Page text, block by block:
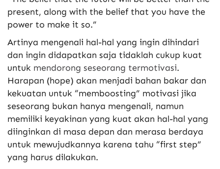
present, along with the belief that you have the
power to make it so.”
Artinya mengenali hal-hal yang ingin dihindari
dan ingin didapatkan saja tidaklah cukup kuat
untuk mendorong seseorang termotivasi.
Harapan (hope) akan menjadi bahan bakar dan
kekuatan untuk “memboosting” motivasi jika
seseorang bukan hanya mengenali, namun
memiliki keyakinan yang kuat akan hal-hal yang
diinginkan di masa depan dan merasa berdaya
untuk mewujudkannya karena tahu “first step”
yang harus dilakukan.